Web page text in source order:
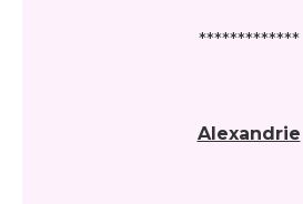
*************
Alexandrie